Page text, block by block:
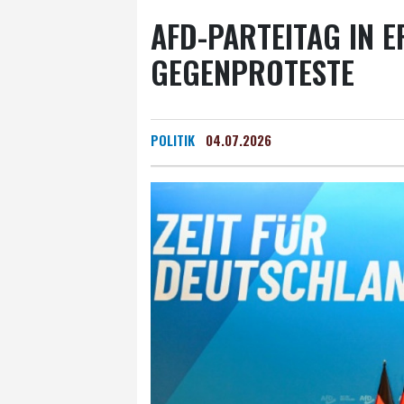
AFD-PARTEITAG IN
GEGENPROTESTE
POLITIK 04.07.2026